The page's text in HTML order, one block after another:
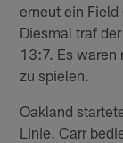
erneut ein
Diesmal traf
13:7. Es
zu spielen.
Oakland
Linie. Carr